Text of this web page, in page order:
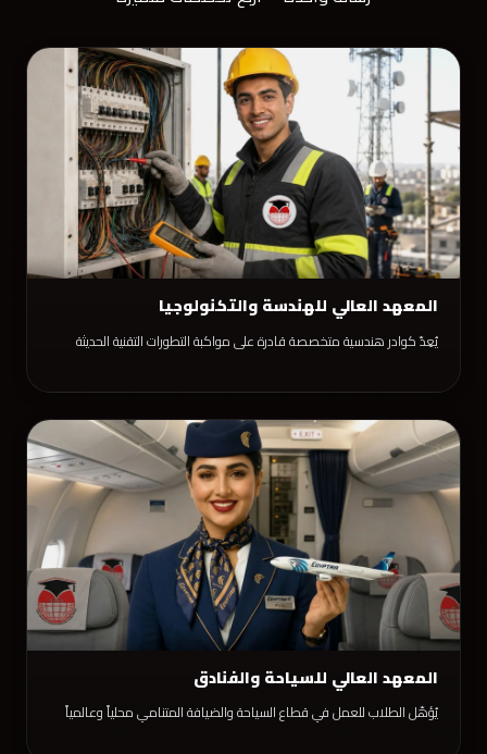
المعهد العالي للهندسة والتكنولوجيا
يُعِدّ كوادر هندسية متخصصة قادرة على مواكبة التطورات التقنية الحديثة
المعهد العالي للسياحة والفنادق
يُؤهّل الطلاب للعمل في قطاع السياحة والضيافة المتنامي محلياً وعالمياً